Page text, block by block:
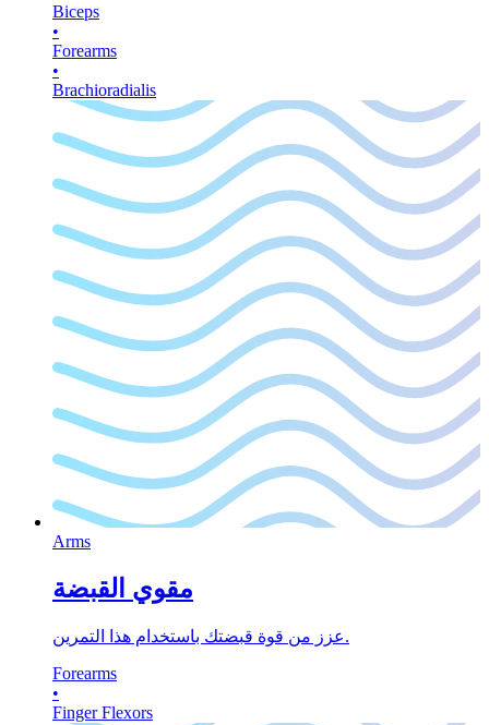
Biceps
•
Forearms
•
Brachioradialis
Arms
مقوي القبضة
عزز من قوة قبضتك باستخدام هذا التمرين.
Forearms
•
Finger Flexors